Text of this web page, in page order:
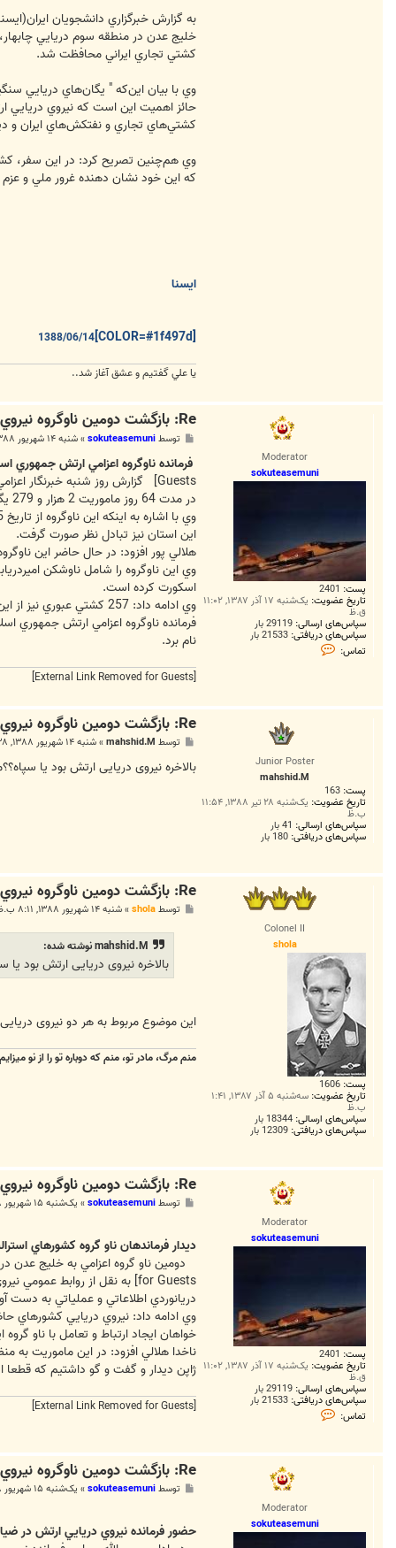
به گزارش خبرگزاري دانشجويان
كشتي تجاري ايراني محافظت شد.
وي با بيان اين‌كه " يگان‌هاي دريايي
حائز اهميت اين است كه نيروي دريايي
كشتي‌هاي تجاري و نفتكش‌هاي ايران و
وي هم‌چنين تصريح كرد: در اين سفر،
كه اين خود نشان دهنده غرور ملي و
ایسنا
[COLOR=#1f497d]
1388/06/14
يا علي گفتيم و عشق آغاز شد..
Moderator
sokuteasemuni
پست: 2401
تاریخ عضویت: یک‌شنبه ۱۷ آذر ۱۳۸۷, ۱۱:۰۲
ق.ظ
سپاس‌های ارسالی: 29119 بار
سپاس‌های دریافتی: 21533 بار
تماس:
o
a
u
i
Re: بازگشت دومين ناوگروه نيروي دريايي ارتش از خليج عدن
ت
توسطsokuteasemuni
»شنبه ۱۴ شهریور ۱۳۸۸, ۶:۳۳ ب.ظ
فرمانده ناوگروه اعزامي ارتش جمهوري اسلامي به
Guests]
گزارش روز شنبه خبرنگار
در مدت 64 روز ماموريت 2 هزار و 279 يگان تجاري و نفتکش توسط اين ناوگروه رهگيري شد و 21 فروند کشتي اسکورت گرديد. 81 فروند ناو نظامي نيز از 21 کشور در اين منطقه حضور داشتند.
اين استان نيز تبادل نظر صورت گرفت.
هلالي پور افزود: در حال حاضر اين ناوگروه امروز پس از طي 9 هزار و 592 مايل دريايي به ميهن بازگشته است و
اسکورت کرده است.
وي ادامه داد: 257 کشتي عبوري نيز از اين ناوگروه خواستار امداد شدند که 21 کشتي تانکر و نفتکش نيز به وسيله اين ناوگروه به سلامت از خليج عدن گذر کرده اند.
فرمانده ناوگروه اعزامي ارتش جمهوري
نام برد.
[External Link Removed for Guests]
Junior Poster
mahshid.M
پست: 163
تاریخ عضویت: یک‌شنبه ۲۸ تیر ۱۳۸۸, ۱۱:۵۴
ب.ظ
سپاس‌های ارسالی: 41 بار
سپاس‌های دریافتی: 180 بار
Re: بازگشت دومين ناوگروه نيروي دريايي ارتش از خليج عدن
ت
توسط mahshid.M
»شنبه ۱۴ شهریور ۱۳۸۸, ۶:۳۸ ب.ظ
بالاخره نیروی دریایی ارتش بود یا
Colonel II
shola
پست: 1606
تاریخ عضویت: سه‌شنبه ۵ آذر ۱۳۸۷, ۱:۴۱
ب.ظ
سپاس‌های ارسالی: 18344 بار
سپاس‌های دریافتی: 12309 بار
Re: بازگشت دومين ناوگروه نيروي دريايي ارتش از خليج عدن
توسطshola
»شنبه ۱۴ شهریور ۱۳۸۸, ۸:۱۱ ب.ظ
mahshid.M نوشته شده:
بالاخره نیروی دریایی ارتش بود
این موضوع مربوط به هر دو نیروی
منم مرگ، مادر تو، منم که دوباره تو را از نو
Moderator
sokuteasemuni
پست: 2401
تاریخ عضویت: یک‌شنبه ۱۷ آذر ۱۳۸۷, ۱۱:۰۲
ق.ظ
سپاس‌های ارسالی: 29119 بار
سپاس‌های دریافتی: 21533 بار
تماس:
ت
s
a
s
Re: بازگشت دومين ناوگروه نيروي دريايي ارتش از خليج عدن
توسطsokuteasemuni
» یک‌شنبه ۱۵ شهریور ۱۳۸۸, ۴:۰۵ ب.ظ
ديدار فرماندهان ناو گروه کشورهاي
دومين ناو گروه اعزامي به خليج عدن
for Guests] به نقل از روابط عمومي
دريانوردي اطلاعاتي و عملياتي به دست
وي ادامه داد: نيروي دريايي کشورهاي
خواهان ايجاد ارتباط و تعامل با ناو
ناخدا هلالي افزود: در اين ماموريت
ژاپن ديدار و گفت و گو داشتيم که
[External Link Removed for Guests]
Moderator
sokuteasemuni
Re: بازگشت دومين ناوگروه نيروي دريايي ارتش از خليج عدن
توسطsokuteasemuni
» یک‌شنبه ۱۵ شهریور ۱۳۸۸, ۴:۱۱ ب.ظ
حضور فرمانده نيروي دريايي ارتش در